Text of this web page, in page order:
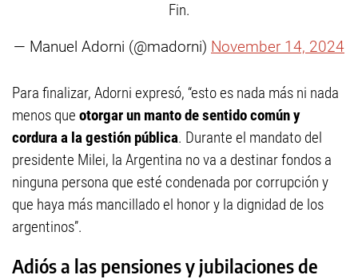
Fin.
— Manuel Adorni (@madorni) November 14, 2024
Para finalizar, Adorni expresó, “esto es nada más ni nada
menos que otorgar un manto de sentido común y
cordura a la gestión pública. Durante el mandato del
presidente Milei, la Argentina no va a destinar fondos a
ninguna persona que esté condenada por corrupción y
que haya más mancillado el honor y la dignidad de los
argentinos”.
Adiós a las pensiones y jubilaciones de